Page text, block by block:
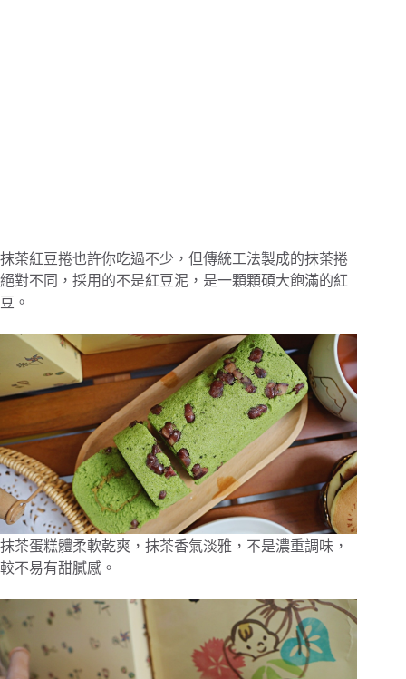
抹茶紅豆捲也許你吃過不少，但傳統工法製成的抹茶捲
絕對不同，採用的不是紅豆泥，是一顆顆碩大飽滿的紅
豆。
抹茶蛋糕體柔軟乾爽，抹茶香氣淡雅，不是濃重調味，
較不易有甜膩感。